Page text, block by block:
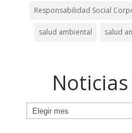
Responsabilidad Social
salud ambiental salud
Noticias